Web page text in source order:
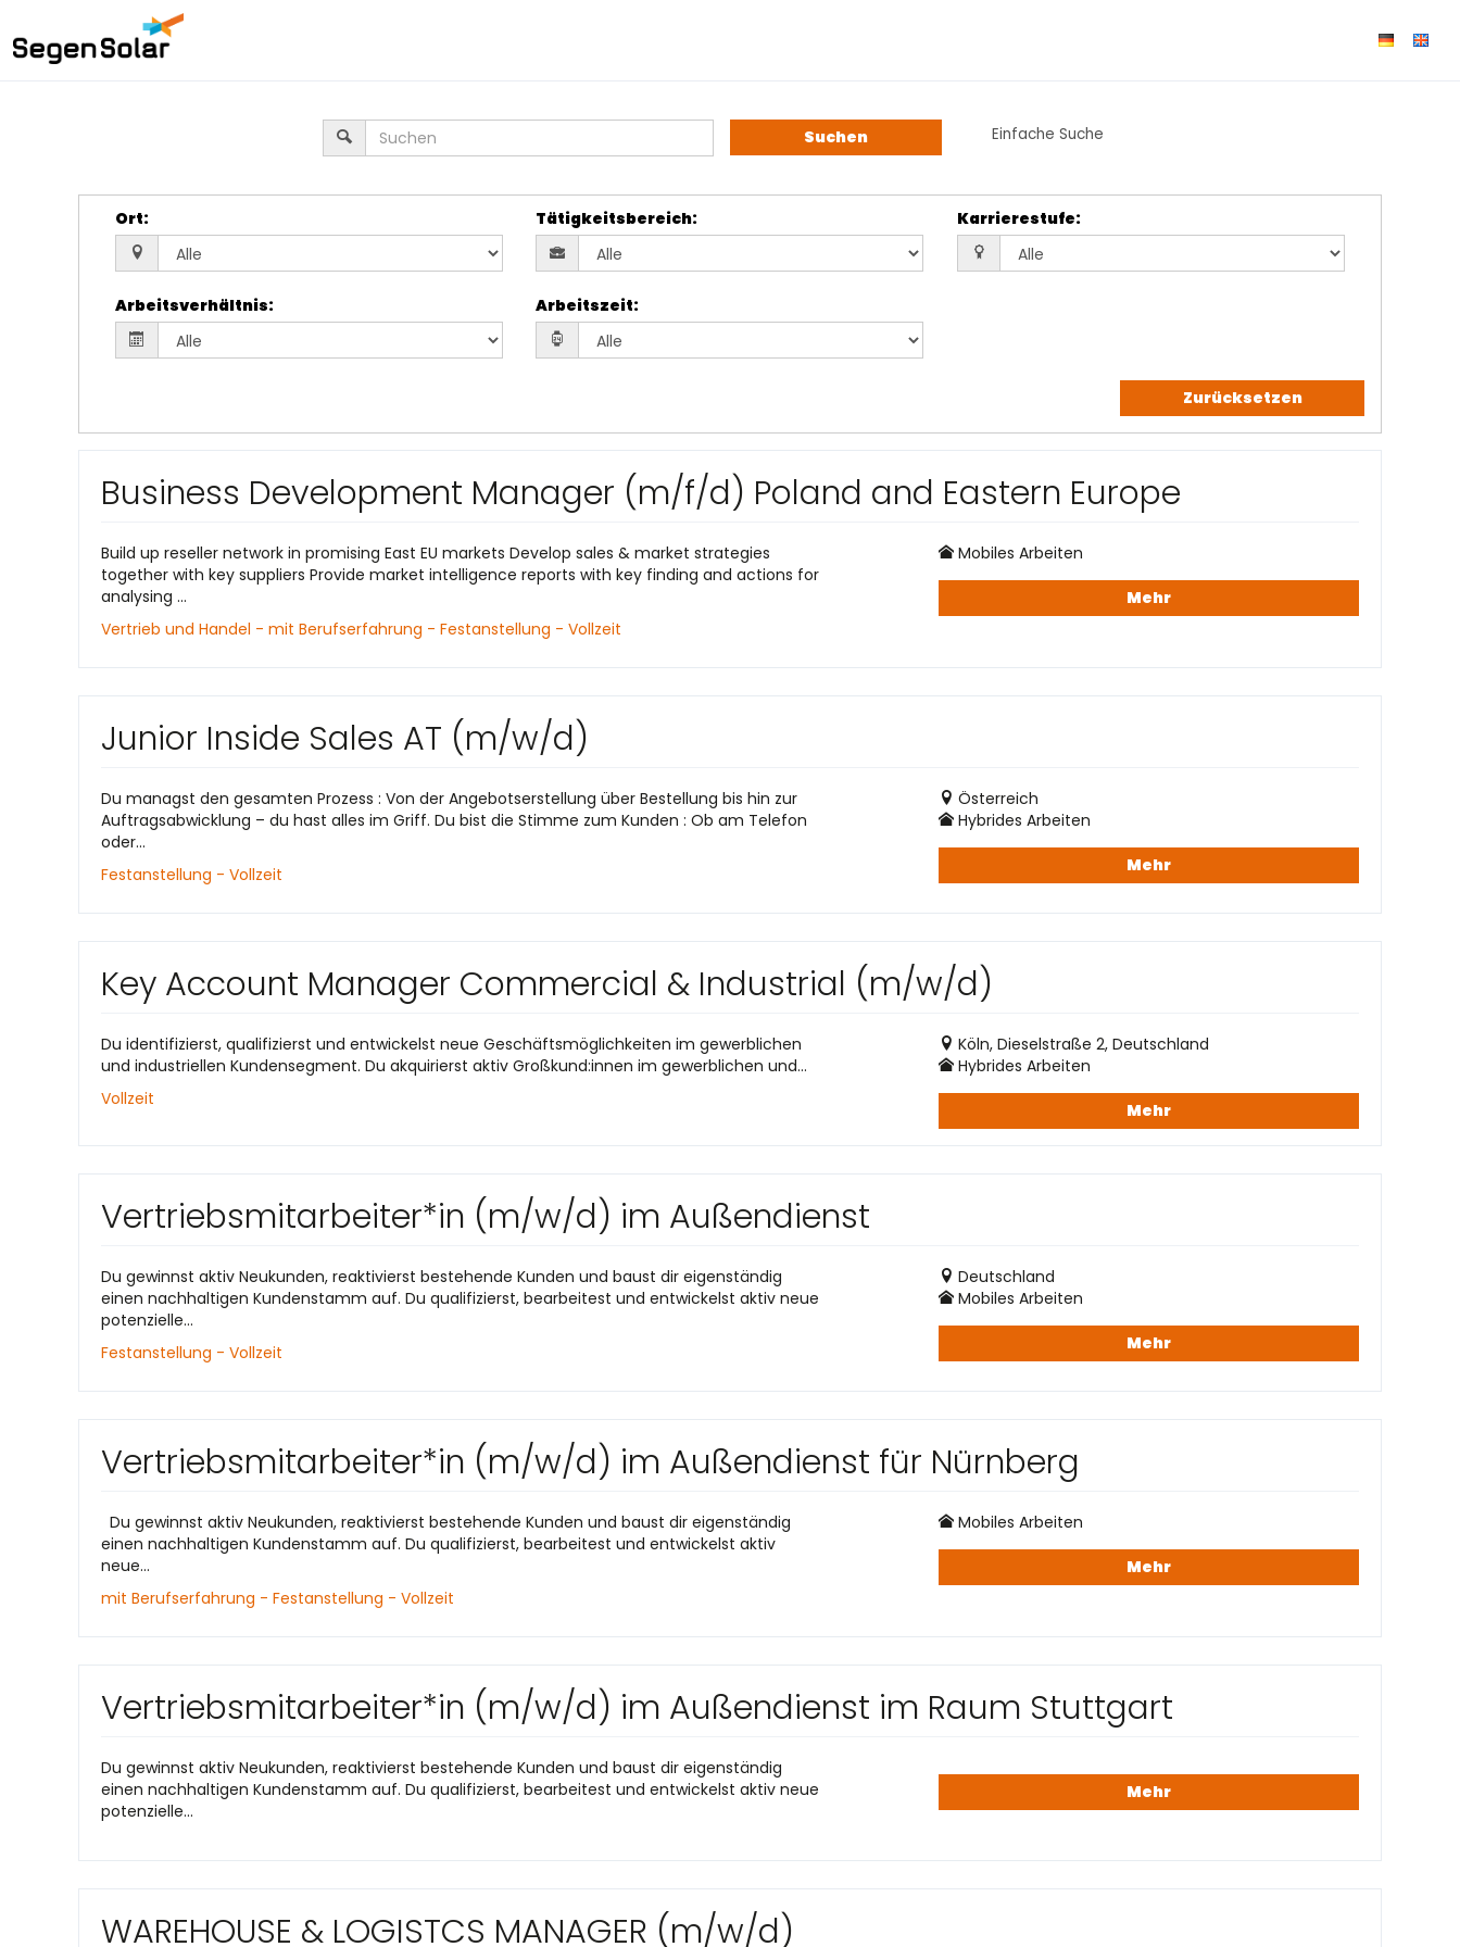
Suchen Einfache Suche
Ort: Tätigkeitsbereich: Karrierestufe:
Arbeitsverhältnis: Arbeitszeit:
Zurücksetzen
Business Development Manager (m/f/d) Poland and Eastern Europe
Build up reseller network in promising East EU markets Develop sales & market strategies
together with key suppliers Provide market intelligence reports with key finding and actions for
analysing ...
Vertrieb und Handel - mit Berufserfahrung - Festanstellung - Vollzeit
Mobiles Arbeiten
Mehr
Junior Inside Sales AT (m/w/d)
Du managst den gesamten Prozess : Von der Angebotserstellung über Bestellung bis hin zur
Auftragsabwicklung – du hast alles im Griff. Du bist die Stimme zum Kunden : Ob am Telefon
oder...
Festanstellung - Vollzeit
Österreich
Hybrides Arbeiten
Mehr
Key Account Manager Commercial & Industrial (m/w/d)
Du identifizierst, qualifizierst und entwickelst neue Geschäftsmöglichkeiten im gewerblichen
und industriellen Kundensegment. Du akquirierst aktiv Großkund:innen im gewerblichen und...
Vollzeit
Köln, Dieselstraße 2, Deutschland
Hybrides Arbeiten
Mehr
Vertriebsmitarbeiter*in (m/w/d) im Außendienst
Du gewinnst aktiv Neukunden, reaktivierst bestehende Kunden und baust dir eigenständig
einen nachhaltigen Kundenstamm auf. Du qualifizierst, bearbeitest und entwickelst aktiv neue
potenzielle...
Festanstellung - Vollzeit
Deutschland
Mobiles Arbeiten
Mehr
Vertriebsmitarbeiter*in (m/w/d) im Außendienst für Nürnberg
Du gewinnst aktiv Neukunden, reaktivierst bestehende Kunden und baust dir eigenständig
einen nachhaltigen Kundenstamm auf. Du qualifizierst, bearbeitest und entwickelst aktiv
neue...
mit Berufserfahrung - Festanstellung - Vollzeit
Mobiles Arbeiten
Mehr
Vertriebsmitarbeiter*in (m/w/d) im Außendienst im Raum Stuttgart
Du gewinnst aktiv Neukunden, reaktivierst bestehende Kunden und baust dir eigenständig
einen nachhaltigen Kundenstamm auf. Du qualifizierst, bearbeitest und entwickelst aktiv neue
potenzielle...
Mehr
WAREHOUSE & LOGISTCS MANAGER (m/w/d)